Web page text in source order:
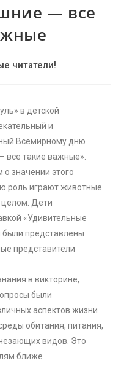
— все
читатели!
в детской
и
Всемирному дню
такие важные».
о значении этого
роль играют животные
целом. Дети
«Удивительные
были представлены
представители
в викторине,
были
аспектов жизни
обитания, питания,
видов. Это
ближе